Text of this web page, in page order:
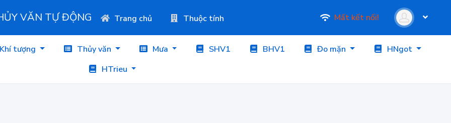
VĂN TỰ ĐỘNG Trang chủ Thuộc tính Mất kết nối!
Khí tượng Thủy văn Mưa SHV1 BHV1 Đo mặn
HNgot
HTrieu